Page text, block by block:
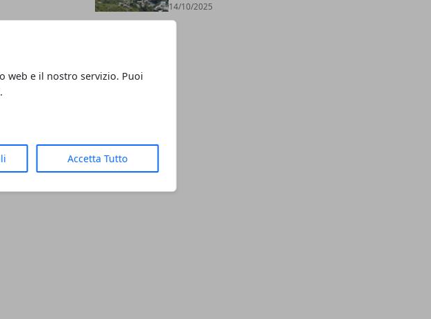
web e il nostro servizio. Puoi
Accetta Tutto
di
14/10/2025